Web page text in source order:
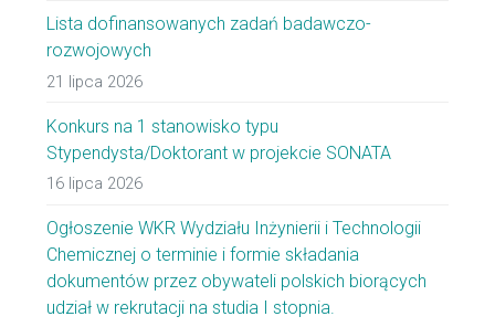
Lista dofinansowanych zadań badawczo-
rozwojowych
21 lipca 2026
Konkurs na 1 stanowisko typu
Stypendysta/Doktorant w projekcie SONATA
16 lipca 2026
Ogłoszenie WKR Wydziału Inżynierii i Technologii
Chemicznej o terminie i formie składania
dokumentów przez obywateli polskich biorących
udział w rekrutacji na studia I stopnia.